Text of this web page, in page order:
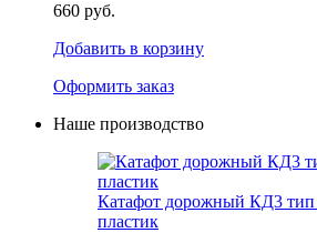
660 руб.
Добавить в корзину
Оформить заказ
Наше производство
Катафот дорожный КД3 тип
пластик